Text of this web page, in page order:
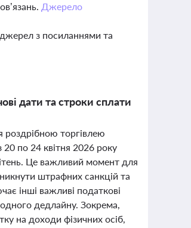
Джерело
з посиланнями та
дати та строки сплати
роздрібною торгівлею
20 по 24 квітня 2026 року
Це важливий момент для
штрафних санкцій та
інші важливі податкові
дедлайну. Зокрема,
на доходи фізичних осіб,